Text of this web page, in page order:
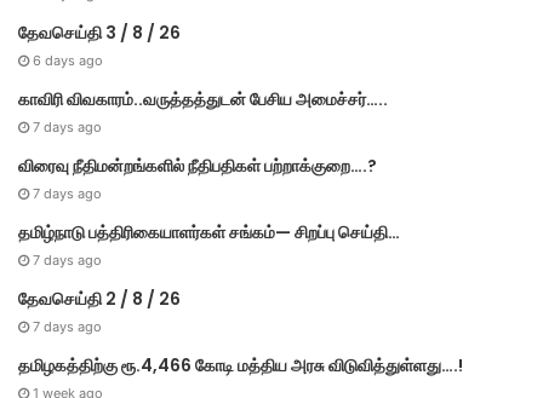
தேவசெய்தி 3 / 8 / 26
6 days ago
காவிரி விவகாரம்..வருத்தத்துடன் பேசிய அமைச்சர்…..
7 days ago
விரைவு நீதிமன்றங்களில் நீதிபதிகள் பற்றாக்குறை….?
7 days ago
தமிழ்நாடு பத்திரிகையாளர்கள் சங்கம்— சிறப்பு செய்தி…
7 days ago
தேவசெய்தி 2 / 8 / 26
7 days ago
தமிழகத்திற்கு ரூ.4,466 கோடி மத்திய அரசு விடுவித்துள்ளது….!
1 week ago